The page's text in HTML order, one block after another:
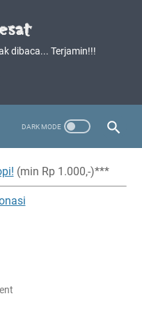
dibaca... Terjamin!!!
(min Rp 1.000,-)***